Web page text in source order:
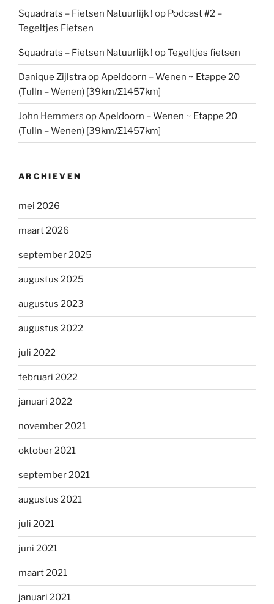
Squadrats – Fietsen Natuurlijk ! op Podcast #2 –
Tegeltjes Fietsen
Squadrats – Fietsen Natuurlijk ! opTegeltjes fietsen
Danique ZijlstraopApeldoorn – Wenen ~ Etappe 20
(Tulln – Wenen) [39km/Σ1457km]
John Hemmers opApeldoorn – Wenen ~ Etappe 20
(Tulln – Wenen) [39km/Σ1457km]
ARCHIEVEN
mei 2026
maart 2026
september 2025
augustus 2025
augustus 2023
augustus 2022
juli 2022
februari 2022
januari 2022
november 2021
oktober 2021
september 2021
augustus 2021
juli 2021
juni 2021
maart 2021
januari 2021